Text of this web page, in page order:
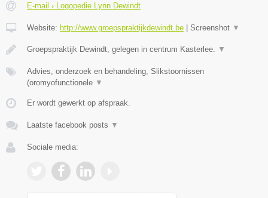
E-mail › Logopedie Lynn Dewindt
Website: http://www.groepspraktijkdewindt.be | Screenshot ▼
Groepspraktijk Dewindt, gelegen in centrum Kasterlee. ▼
Advies, onderzoek en behandeling, Slikstoornissen
(oromyofunctionele ▼
Er wordt gewerkt op afspraak.
Laatste facebook posts ▼
Sociale media: